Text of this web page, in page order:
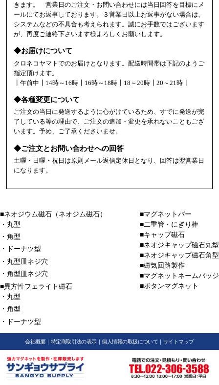
きます。 営業日のご注文・お問い合わせには当日回答を目標にメ
ールにてお返事しております。３営業日以上お返事がない場合は、
システムなどの不具合も考えられます。誠にお手数ではございます
が、再度ご連絡下さいます様よろしくお願いします。
◆お届けについて
クロネコヤマトでのお届けとなります。配送時間帯は下記のようご
指定頂けます。
┃午前中┃14時～16時┃16時～18時┃18～20時┃20～21時┃
◆各種変更について
ご注文の当日に発送するように心がけているため、すでに発送が完
了している等の理由で、ご注文の追加・変更を承れないこともござ
います。予め、ご了承くださいませ。
◆ご注文とお問い合わせへの回答
土曜・日曜・祝日は原則メール返信定休日となり、回答は翌営業日
になります。
■ネオジウム磁石（ネオジム磁石）
・丸型
・角型
・ドーナツ型
・丸型皿ネジ穴
・角型皿ネジ穴
■異方性フェライト磁石
・丸型
・角型
・ドーナツ型
■マグネットバー
■二重管・にぎり棒
■キャップ磁石
■ネオジキャップ磁石丸型
■ネオジキャップ磁石角型
■磁気回路製作
■マグネットネームバッジ
■ボタンマグネット
会社概要｜ 特定商取引法の表示｜個人情報の取扱について ｜ サイトマップ